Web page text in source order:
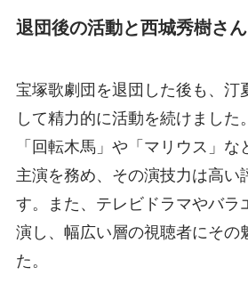
退団後の活動と西城秀樹さ
宝塚歌劇団を退団した後も、汀
して精力的に活動を続けました
「回転木馬」や「マリウス」
主演を務め、その演技力は高い
す。また、テレビドラマやバラ
演し、幅広い層の視聴者にその
た。